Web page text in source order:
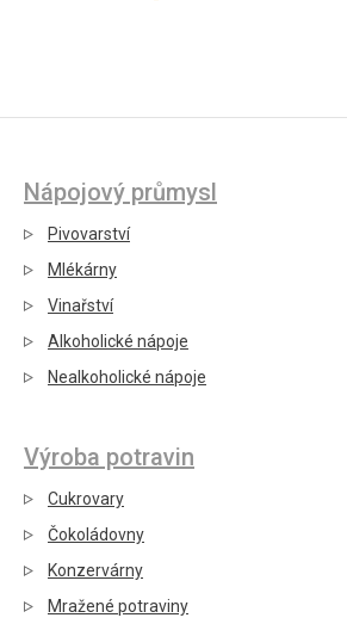
Nápojový průmysl
Pivovarství
Mlékárny
Vinařství
Alkoholické nápoje
Nealkoholické nápoje
Výroba potravin
Cukrovary
Čokoládovny
Konzervárny
Mražené potraviny